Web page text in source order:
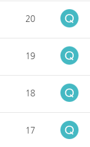
20
19
18
17